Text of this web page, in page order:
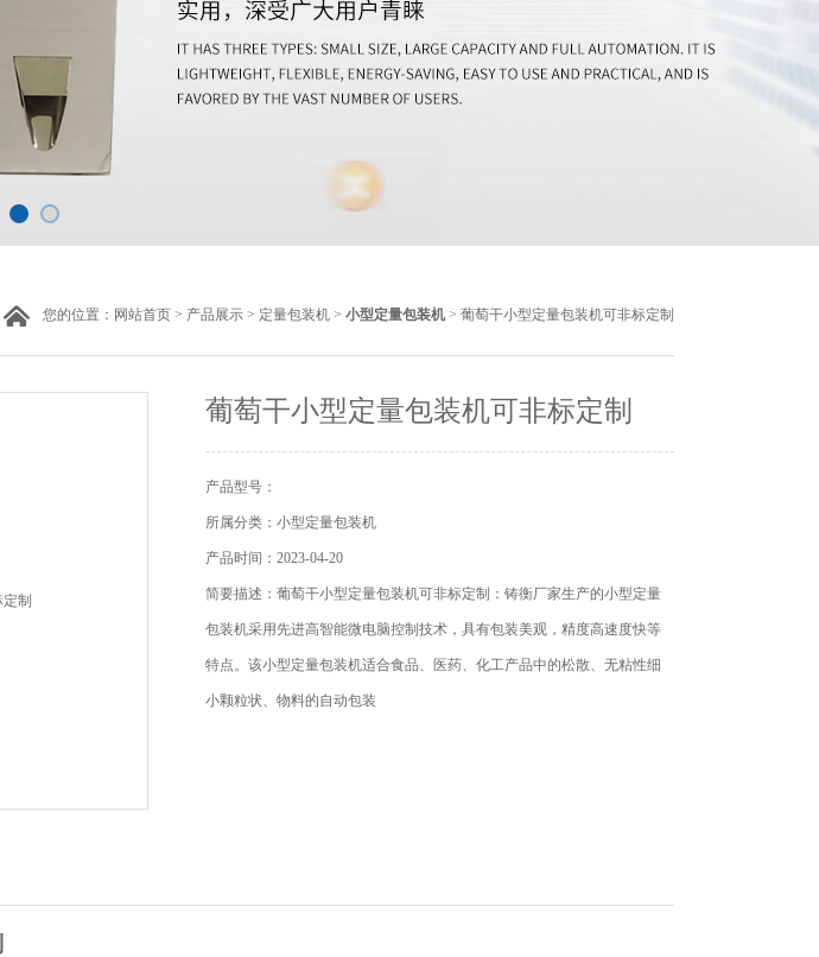
您的位置： 网站首页 > 产品展示 > 定量包装机 > 小型定量包装机 > 葡萄干小型定量包装机可非标定制
葡萄干小型定量包装机可非标定制
产品型号：
所属分类：小型定量包装机
产品时间：2023-04-20
简要描述：葡萄干小型定量包装机可非标定制：铸衡厂家生产的小型定量
包装机采用先进高智能微电脑控制技术，具有包装美观，精度高速度快等
特点。该小型定量包装机适合食品、医药、化工产品中的松散、无粘性细
小颗粒状、物料的自动包装